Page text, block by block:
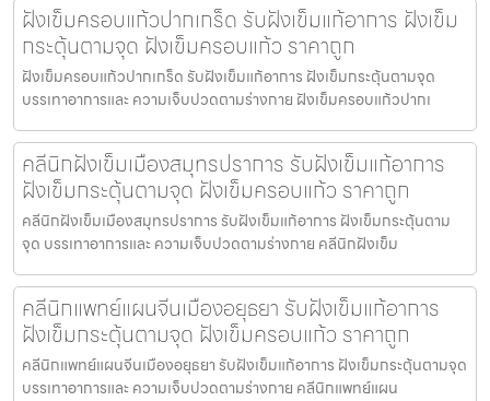
ฝังเข็มครอบแก้วปากเกร็ด รับฝังเข็มแก้อาการ ฝังเข็ม
กระตุ้นตามจุด ฝังเข็มครอบแก้ว ราคาถูก
ฝังเข็มครอบแก้วปากเกร็ด รับฝังเข็มแก้อาการ ฝังเข็มกระตุ้นตามจุด
บรรเทาอาการและ ความเจ็บปวดตามร่างกาย ฝังเข็มครอบแก้วปากเ
คลีนิกฝังเข็มเมืองสมุทรปราการ รับฝังเข็มแก้อาการ
ฝังเข็มกระตุ้นตามจุด ฝังเข็มครอบแก้ว ราคาถูก
คลีนิกฝังเข็มเมืองสมุทรปราการ รับฝังเข็มแก้อาการ ฝังเข็มกระตุ้นตาม
จุด บรรเทาอาการและ ความเจ็บปวดตามร่างกาย คลีนิกฝังเข็ม
คลีนิกแพทย์แผนจีนเมืองอยุธยา รับฝังเข็มแก้อาการ
ฝังเข็มกระตุ้นตามจุด ฝังเข็มครอบแก้ว ราคาถูก
คลีนิกแพทย์แผนจีนเมืองอยุธยา รับฝังเข็มแก้อาการ ฝังเข็มกระตุ้นตามจุด
บรรเทาอาการและ ความเจ็บปวดตามร่างกาย คลีนิกแพทย์แผน